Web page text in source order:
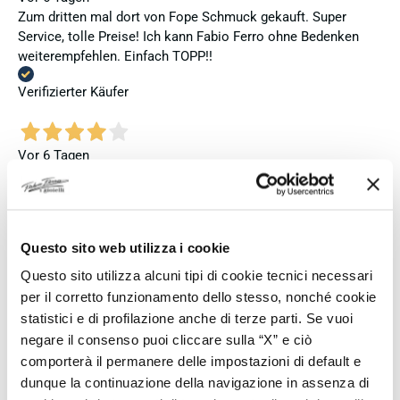
Questo sito web utilizza i cookie
Questo sito utilizza alcuni tipi di cookie tecnici necessari
per il corretto funzionamento dello stesso, nonché cookie
statistici e di profilazione anche di terze parti. Se vuoi
negare il consenso puoi cliccare sulla “X” e ciò
comporterà il permanere delle impostazioni di default e
dunque la continuazione della navigazione in assenza di
Zum dritten mal dort von Fope Schmuck gekauft. Super
Service, tolle Preise! Ich kann Fabio Ferro ohne Bedenken
weiterempfehlen. Einfach TOPP!!
Verifizierter Käufer
Vor 6 Tagen
Ich bin insgesamt mit meinem Kauf zufrieden. Die Uhr ist
neu, original und funktioniert einwandfrei. Besonders positiv
Seiko-Garantieschein. Der Versand war außerdem schnell.
Dennoch vergebe ich 4 statt 5 Sterne, da die Lieferung nicht
meinen Erwartungen an einen autorisierten Seiko-Händler
entsprach. Die Uhr kam ohne die üblichen Schutzfolien am
Armband, die Originalverpackung entsprach nicht der
Verpackung, die ich von diesem Modell aus offiziellen
Präsentationen und Videos kenne (andere Box und anderes
Uhrenkissen), und auch die Seiko-Hangtags mit